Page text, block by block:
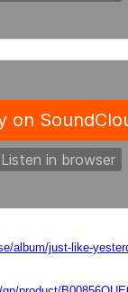
album/just-like-